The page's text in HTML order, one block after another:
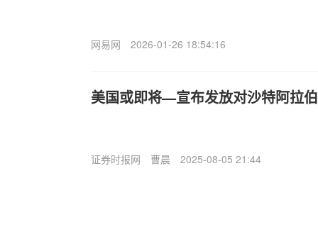
网易网 2026-01-26 18:54:16
美国或即将—宣布发放对沙特阿拉
证券时报网 曹晨 2025-08-05 21:44